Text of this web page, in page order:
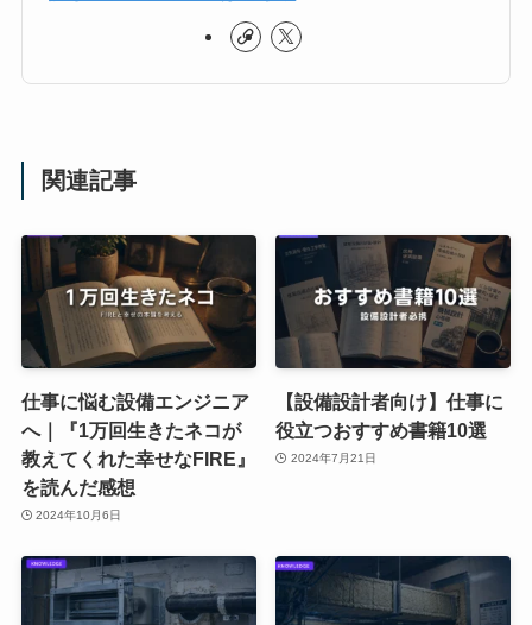
関連記事
仕事に悩む設備エンジニア
へ｜『1万回生きたネコが
教えてくれた幸せなFIRE』
を読んだ感想
2024年10月6日
【設備設計者向け】仕事に
役立つおすすめ書籍10選
2024年7月21日